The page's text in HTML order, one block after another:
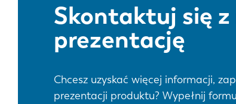
Skontaktuj się
prezentację
Chcesz uzyskać więcej informacji,
prezentacji produktu? Wypełnij